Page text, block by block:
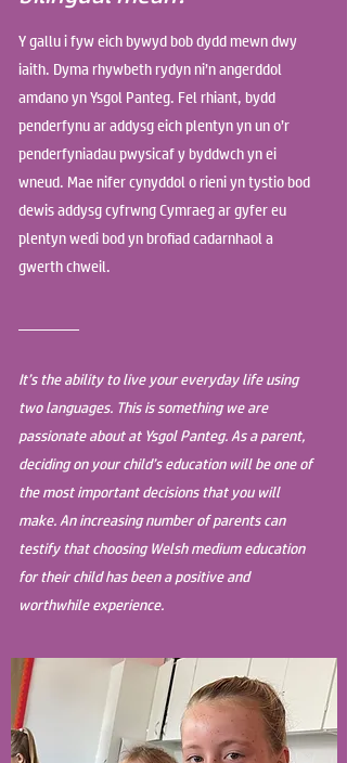
Y gallu i fyw eich bywyd bob dydd mewn dwy
iaith. Dyma rhywbeth rydyn ni’n angerddol
amdano yn Ysgol Panteg. Fel rhiant, bydd
penderfynu ar addysg eich plentyn yn un o’r
penderfyniadau pwysicaf y byddwch yn ei
wneud. Mae nifer cynyddol o rieni yn tystio bod
dewis addysg cyfrwng Cymraeg ar gyfer eu
plentyn wedi bod yn brofiad cadarnhaol a
gwerth chweil.
It’s the ability to live your everyday life using
two languages. This is something we are
passionate about at Ysgol Panteg. As a parent,
deciding on your child’s education will be one of
the most important decisions that you will
make. An increasing number of parents can
testify that choosing Welsh medium education
for their child has been a positive and
worthwhile experience.